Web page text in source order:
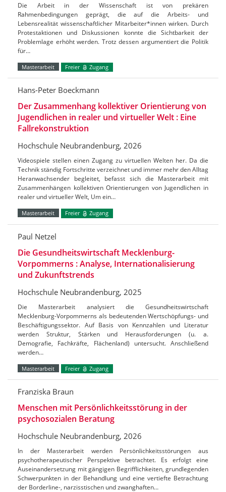
Die Arbeit in der Wissenschaft ist von prekären
Rahmenbedingungen geprägt, die auf die Arbeits- und
Lebensrealität wissenschaftlicher Mitarbeiter*innen wirken. Durch
Protestaktionen und Diskussionen konnte die Sichtbarkeit der
Problemlage erhöht werden. Trotz dessen argumentiert die Politik
für…
Masterarbeit Freier Zugang
Hans-Peter Boeckmann
Der Zusammenhang kollektiver Orientierung von
Jugendlichen in realer und virtueller Welt : Eine
Fallrekonstruktion
Hochschule Neubrandenburg, 2026
Videospiele stellen einen Zugang zu virtuellen Welten her. Da die
Technik ständig Fortschritte verzeichnet und immer mehr den Alltag
Heranwachsender begleitet, befasst sich die Masterarbeit mit
Zusammenhängen kollektiven Orientierungen von Jugendlichen in
realer und virtueller Welt, Um ein…
Masterarbeit Freier Zugang
Paul Netzel
Die Gesundheitswirtschaft Mecklenburg-
Vorpommerns : Analyse, Internationalisierung
und Zukunftstrends
Hochschule Neubrandenburg, 2025
Die Masterarbeit analysiert die Gesundheitswirtschaft
Mecklenburg-Vorpommerns als bedeutenden Wertschöpfungs- und
Beschäftigungssektor. Auf Basis von Kennzahlen und Literatur
werden Struktur, Stärken und Herausforderungen (u. a.
Demografie, Fachkräfte, Flächenland) untersucht. Anschließend
werden…
Masterarbeit Freier Zugang
Franziska Braun
Menschen mit Persönlichkeitsstörung in der
psychosozialen Beratung
Hochschule Neubrandenburg, 2026
In der Masterarbeit werden Persönlichkeitsstörungen aus
psychotherapeutischer Perspektive betrachtet. Es erfolgt eine
Auseinandersetzung mit gängigen Begrifflichkeiten, grundlegenden
Schwerpunkten in der Behandlung und eine vertiefte Betrachtung
der Borderline-, narzisstischen und zwanghaften…